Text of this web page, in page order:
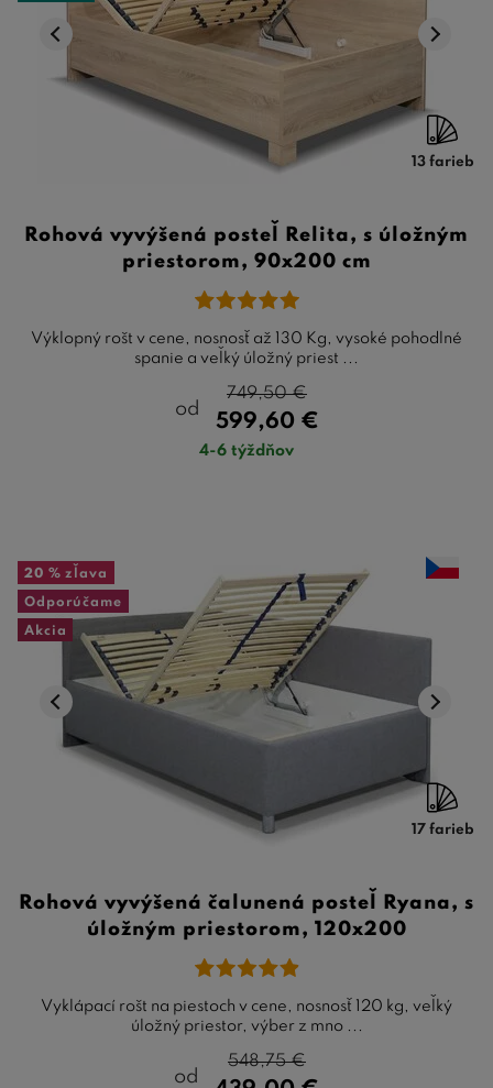
13 farieb
Rohová vyvýšená posteľ Relita, s úložným
priestorom, 90x200 cm
Výklopný rošt v cene, nosnosť až 130 Kg, vysoké pohodlné
spanie a veľký úložný priest ...
od
599,60 €
749,50€
4-6 týždňov
20 % zľava
Odporúčame
Akcia
17 farieb
Rohová vyvýšená čalunená posteľ Ryana, s
úložným priestorom, 120x200
Vyklápací rošt na piestoch v cene, nosnosť 120 kg, veľký
úložný priestor, výber z mno ...
od
548,75€